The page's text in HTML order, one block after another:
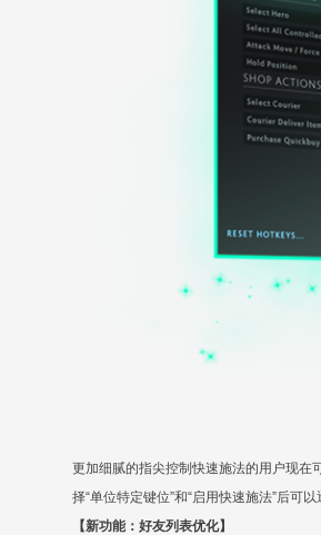
更加细腻的指尖控制快速施法的用户现在
择“单位特定键位”和“启用快速施法”后可以
【新功能：好友列表优化】